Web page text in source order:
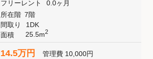
フリーレント
0.0ヶ月
所在階 7階
間取り
1DK
面積
25.5m2
14.5万円 管理費 10,000円